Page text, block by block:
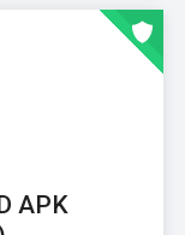
APK